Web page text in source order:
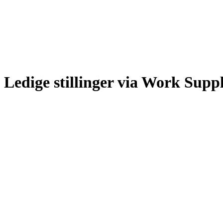
Ledige stillinger via Work